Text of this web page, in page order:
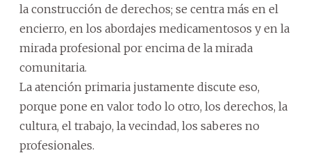
la construcción de derechos; se centra más en el
encierro, en los abordajes medicamentosos y en la
mirada profesional por encima de la mirada
comunitaria.
La atención primaria justamente discute eso,
porque pone en valor todo lo otro, los derechos, la
cultura, el trabajo, la vecindad, los saberes no
profesionales.